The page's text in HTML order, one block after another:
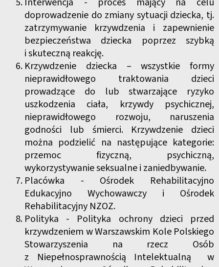
doprowadzenie do zmiany sytuacji dziecka, tj.
zatrzymywanie krzywdzenia i zapewnienie
bezpieczeństwa dziecka poprzez szybką
i skuteczną reakcję.
Krzywdzenie dziecka – wszystkie formy
nieprawidłowego traktowania dzieci
prowadzące do lub stwarzające ryzyko
uszkodzenia ciała, krzywdy psychicznej,
nieprawidłowego rozwoju, naruszenia
godności lub śmierci. Krzywdzenie dzieci
można podzielić na następujące kategorie:
przemoc fizyczną, psychiczną,
wykorzystywanie seksualne i zaniedbywanie.
Placówka - Ośrodek Rehabilitacyjno
Edukacyjno Wychowawczy i Ośrodek
Rehabilitacyjny NZOZ.
Polityka - Polityka ochrony dzieci przed
krzywdzeniem w Warszawskim Kole Polskiego
Stowarzyszenia na rzecz Osób
z Niepełnosprawnością Intelektualną w